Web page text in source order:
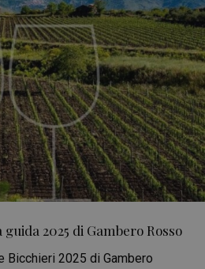
2025 di Gambero Rosso
Bicchieri 2025 di Gambero